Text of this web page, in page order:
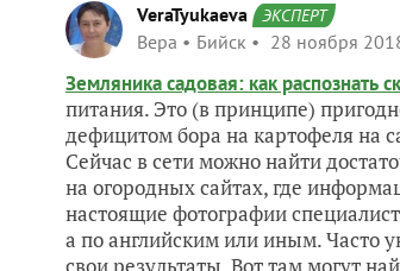
VeraTyukaeva ЭКСПЕРТ
Вера Бийск 28 ноября
Земляника садовая: как распознать
питания. Это (в принципе)
дефицитом бора на картофеля на
Сейчас в сети можно найти
на огородных сайтах, где
настоящие фотографии
а по английским или иным. Часто
свои результаты. Вот там могут